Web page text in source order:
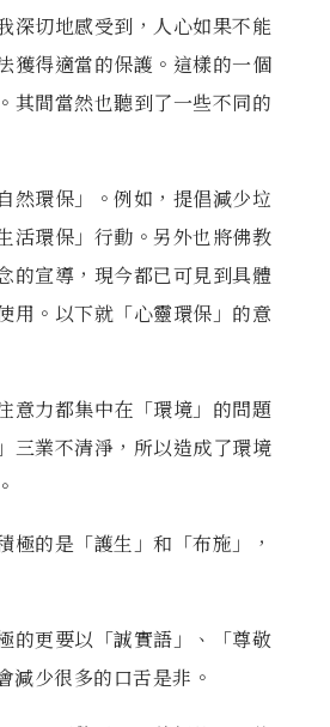
深切地感受到，人心如果不能
獲得適當的保護。這樣的一個
其間當然也聽到了一些不同的
然環保」。例如，提倡減少垃
活環保」行動。另外也將佛教
的宣導，現今都已可見到具體
用。以下就「心靈環保」的意
意力都集中在「環境」的問題
三業不清淨，所以造成了環境
極的是「護生」和「布施」，
的更要以「誠實語」、「尊敬
減少很多的口舌是非。